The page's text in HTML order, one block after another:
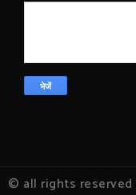
© all rights reserved